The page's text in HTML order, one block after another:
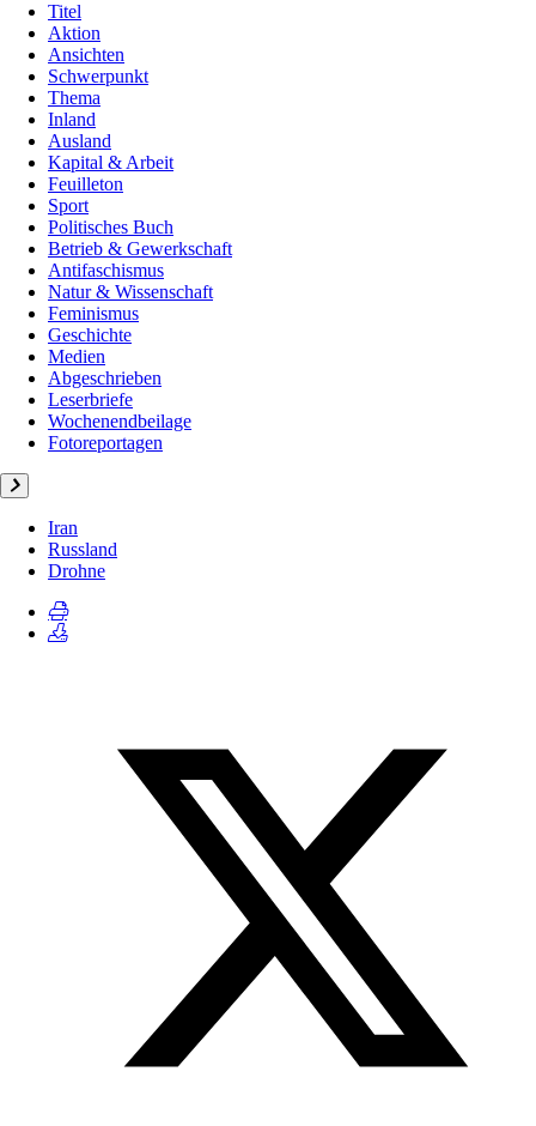
Titel
Aktion
Ansichten
Schwerpunkt
Thema
Inland
Ausland
Kapital & Arbeit
Feuilleton
Sport
Politisches Buch
Betrieb & Gewerkschaft
Antifaschismus
Natur & Wissenschaft
Feminismus
Geschichte
Medien
Abgeschrieben
Leserbriefe
Wochenendbeilage
Fotoreportagen
Iran
Russland
Drohne